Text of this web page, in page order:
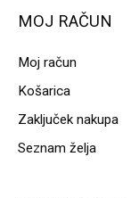
MOJ RAČUN
Moj račun
Košarica
Zaključek nakupa
Seznam želja